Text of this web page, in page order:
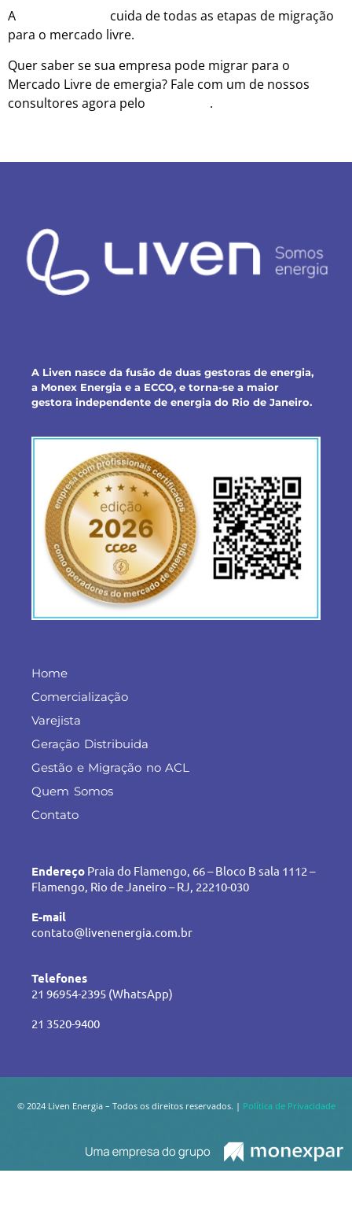
A
cuida de todas as etapas de migração
para o mercado livre.
Quer saber se sua empresa pode migrar para o
Mercado Livre de emergia? Fale com um de nossos
consultores agora pelo
.
A Liven nasce da fusão de duas gestoras de energia,
a Monex Energia e a ECCO, e torna-se a maior
gestora independente de energia do Rio de Janeiro.
Home
Comercialização
Varejista
Geração Distribuida
Gestão e Migração no ACL
Quem Somos
Contato
Endereço Praia do Flamengo, 66 – Bloco B sala 1112 –
Flamengo, Rio de Janeiro – RJ, 22210-030
E-mail
contato@livenenergia.com.br
Telefones
21 96954-2395 (WhatsApp)
21 3520-9400
© 2024 Liven Energia – Todos os direitos reservados. | Política de Privacidade